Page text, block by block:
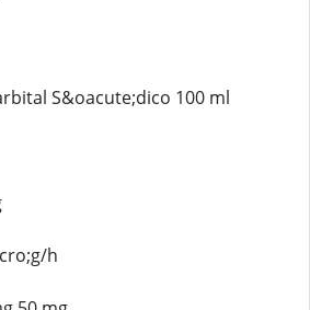
S&oacute;dico 100 ml
h